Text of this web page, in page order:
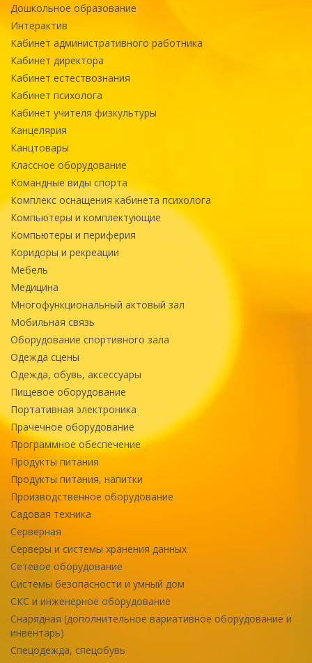
Дошкольное образование
Интерактив
Кабинет административного работника
Кабинет директора
Кабинет естествознания
Кабинет психолога
Кабинет учителя физкультуры
Канцелярия
Канцтовары
Классное оборудование
Командные виды спорта
Комплекс оснащения кабинета психолога
Компьютеры и комплектующие
Компьютеры и периферия
Коридоры и рекреации
Мебель
Медицина
Многофункциональный актовый зал
Мобильная связь
Оборудование спортивного зала
Одежда сцены
Одежда, обувь, аксессуары
Пищевое оборудование
Портативная электроника
Прачечное оборудование
Программное обеспечение
Продукты питания
Продукты питания, напитки
Производственное оборудование
Садовая техника
Серверная
Серверы и системы хранения данных
Сетевое оборудование
Системы безопасности и умный дом
СКС и инженерное оборудование
Снарядная (дополнительное вариативное оборудование и
инвентарь)
Спецодежда, спецобувь